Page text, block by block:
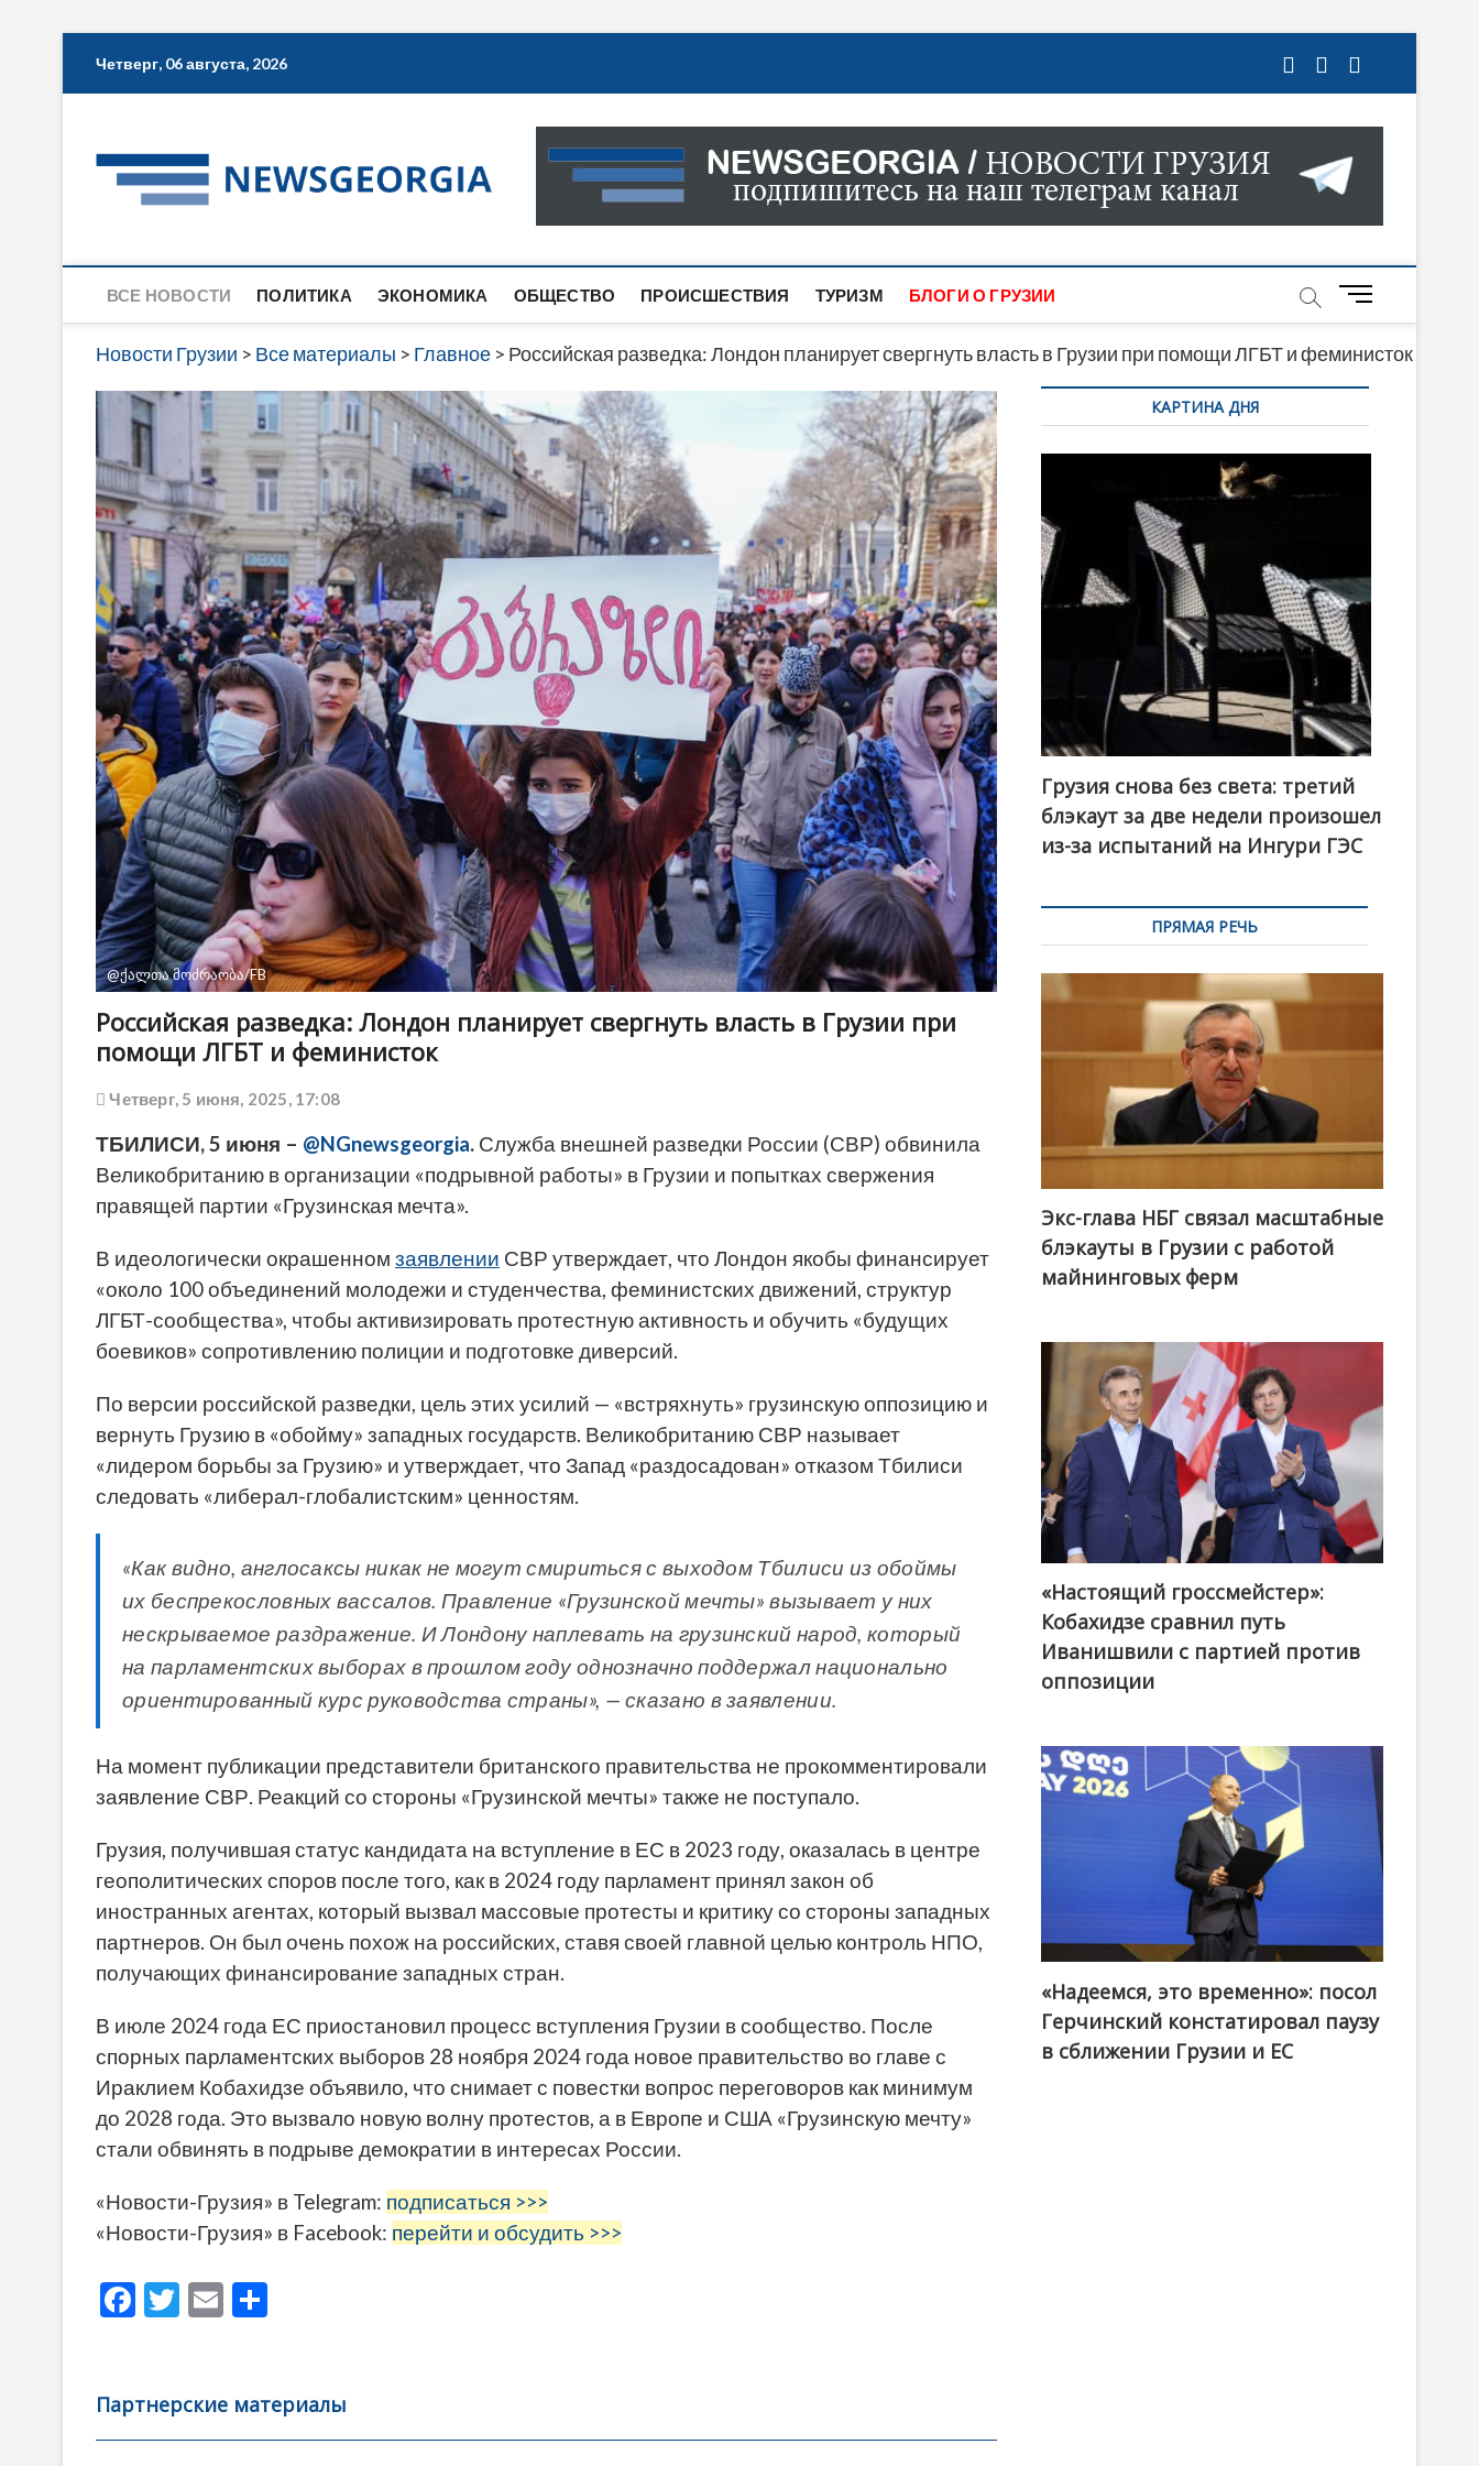
Четверг, 06 августа, 2026
Новости Грузии
САМАЯ АКТУАЛЬНАЯ ИНФОРМАЦИЯ О СОБЫТИЯХ В ГРУЗИИ. НОВОСТИ ГРУЗИИ ОНЛАЙН. НА
САЙТЕ ВЫ НАЙДЕТЕ НОВОСТИ ПОЛИТИКИ, ЭКОНОМИКИ, КУЛЬТУРЫ, СПОРТА И МНОГОЕ
ВСЕ НОВОСТИ ПОЛИТИКА ЭКОНОМИКА ОБЩЕСТВО ПРОИСШЕСТВИЯ ТУРИЗМ БЛОГИ О ГРУЗИИ
M
e
n
Новости Грузии > Все материалы > Главное > Российская разведка: Лондон планирует свергнуть власть в Грузии при помощи ЛГБТ и феминисток
@ქალთა მოძრაობა/FB
Российская разведка: Лондон планирует свергнуть власть в Грузии при
помощи ЛГБТ и феминисток
Четверг, 5 июня, 2025, 17:08
ТБИЛИСИ, 5 июня – @NGnewsgeorgia. Служба внешней разведки России (СВР) обвинила
Великобританию в организации «подрывной работы» в Грузии и попытках свержения
правящей партии «Грузинская мечта».
В идеологически окрашенном заявлении СВР утверждает, что Лондон якобы финансирует
«около 100 объединений молодежи и студенчества, феминистских движений, структур
ЛГБТ-сообщества», чтобы активизировать протестную активность и обучить «будущих
боевиков» сопротивлению полиции и подготовке диверсий.
По версии российской разведки, цель этих усилий — «встряхнуть» грузинскую оппозицию и
вернуть Грузию в «обойму» западных государств. Великобританию СВР называет
«лидером борьбы за Грузию» и утверждает, что Запад «раздосадован» отказом Тбилиси
следовать «либерал-глобалистским» ценностям.
«Как видно, англосаксы никак не могут смириться с выходом Тбилиси из обоймы
их беспрекословных вассалов. Правление «Грузинской мечты» вызывает у них
нескрываемое раздражение. И Лондону наплевать на грузинский народ, который
на парламентских выборах в прошлом году однозначно поддержал национально
ориентированный курс руководства страны», — сказано в заявлении.
На момент публикации представители британского правительства не прокомментировали
заявление СВР. Реакций со стороны «Грузинской мечты» также не поступало.
Грузия, получившая статус кандидата на вступление в ЕС в 2023 году, оказалась в центре
геополитических споров после того, как в 2024 году парламент принял закон об
иностранных агентах, который вызвал массовые протесты и критику со стороны западных
партнеров. Он был очень похож на российских, ставя своей главной целью контроль НПО,
получающих финансирование западных стран.
В июле 2024 года ЕС приостановил процесс вступления Грузии в сообщество. После
спорных парламентских выборов 28 ноября 2024 года новое правительство во главе с
Ираклием Кобахидзе объявило, что снимает с повестки вопрос переговоров как минимум
до 2028 года. Это вызвало новую волну протестов, а в Европе и США «Грузинскую мечту»
стали обвинять в подрыве демократии в интересах России.
«Новости-Грузия» в Telegram: подписаться >>>
«Новости-Грузия» в Facebook: перейти и обсудить >>>
F
b
o
T
er
E
l
а
в
Партнерские материалы
КАРТИНА ДНЯ
Грузия снова без света: третий
блэкаут за две недели произошел
из-за испытаний на Ингури ГЭС
ПРЯМАЯ РЕЧЬ
Экс-глава НБГ связал масштабные
блэкауты в Грузии с работой
майнинговых ферм
@ქართული ოცნება / Georgian Dream
«Настоящий гроссмейстер»:
Кобахидзе сравнил путь
Иванишвили с партией против
оппозиции
«Надеемся, это временно»: посол
Герчинский констатировал паузу
в сближении Грузии и ЕС